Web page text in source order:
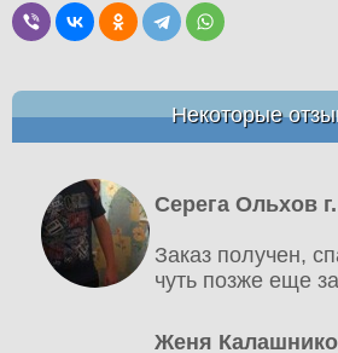
Некоторые
Серега Ольхов
Заказ получен,
чуть позже еще
Женя